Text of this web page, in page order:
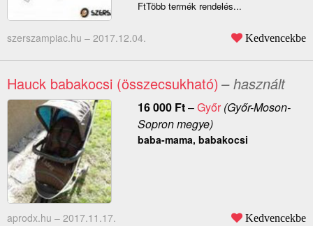
FtTöbb termék rendelés...
szerszampiac.hu – 2017.12.04. Kedvencekbe
Hauck babakocsi (összecsukható) – használt
16 000 Ft–Győr(Győr-Moson-
Sopron megye)
baba-mama, babakocsi
aprodx.hu – 2017.11.17. Kedvencekbe